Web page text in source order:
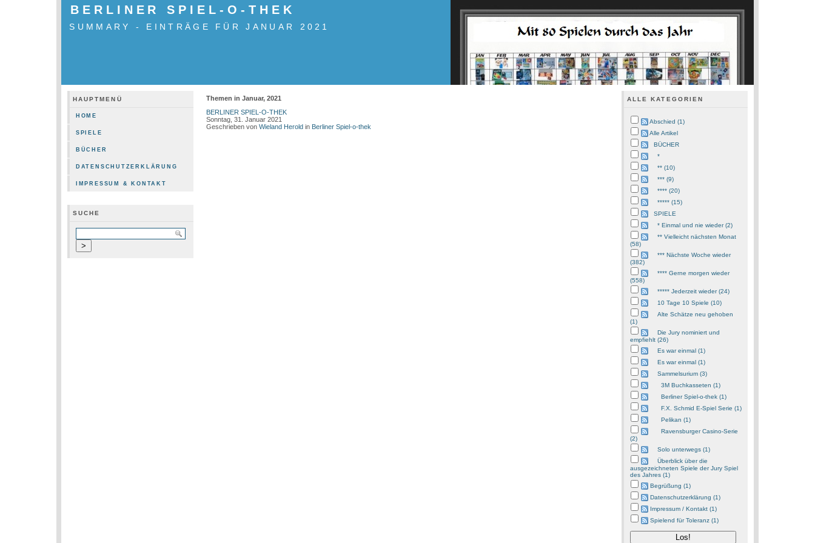
BERLINER SPIEL-O-THEK
SUMMARY - EINTRÄGE FÜR JANUAR 2021
HAUPTMENÜ
HOME
SPIELE
BÜCHER
DATENSCHUTZERKLÄRUNG
IMPRESSUM & KONTAKT
SUCHE
Themen in Januar, 2021
BERLINER SPIEL-O-THEK
Sonntag, 31. Januar 2021
Geschrieben vonWieland Herold in Berliner Spiel-o-thek
ALLE KATEGORIEN
Abschied (1)
Alle Artikel
BÜCHER
*
** (10)
*** (9)
**** (20)
***** (15)
SPIELE
* Einmal und nie wieder (2)
** Vielleicht nächsten Monat
(58)
*** Nächste Woche wieder
(382)
**** Gerne morgen wieder
(558)
***** Jederzeit wieder (24)
10 Tage 10 Spiele (10)
Alte Schätze neu gehoben
(1)
Die Jury nominiert und
empfiehlt (26)
Es war einmal (1)
Es war einmal (1)
Sammelsurium (3)
3M Buchkasseten (1)
Berliner Spiel-o-thek (1)
F.X. Schmid E-Spiel Serie (1)
Pelikan (1)
Ravensburger Casino-Serie
(2)
Solo unterwegs (1)
Überblick über die
ausgezeichneten Spiele der Jury Spiel
des Jahres (1)
Begrüßung (1)
Datenschutzerklärung (1)
Impressum / Kontakt (1)
Spielend für Toleranz (1)